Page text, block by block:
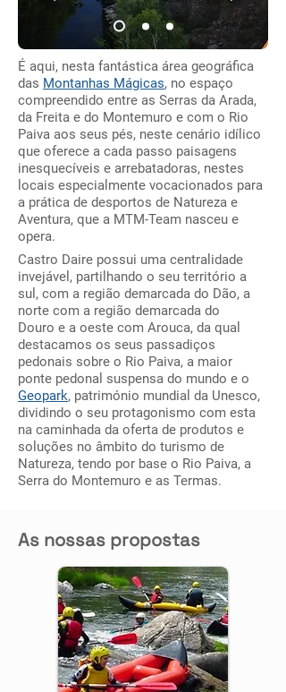
É aqui, nesta fantástica área geográfica
das Montanhas Mágicas, no espaço
compreendido entre as Serras da Arada,
da Freita e do Montemuro e com o Rio
Paiva aos seus pés, neste cenário idílico
que oferece a cada passo paisagens
inesquecíveis e arrebatadoras, nestes
locais especialmente vocacionados para
a prática de desportos de Natureza e
Aventura, que a MTM-Team nasceu e
opera.
Castro Daire possui uma centralidade
invejável, partilhando o seu território a
sul, com a região demarcada do Dão, a
norte com a região demarcada do
Douro e a oeste com Arouca, da qual
destacamos os seus passadiços
pedonais sobre o Rio Paiva, a maior
ponte pedonal suspensa do mundo e o
Geopark, património mundial da Unesco,
dividindo o seu protagonismo com esta
na caminhada da oferta de produtos e
soluções no âmbito do turismo de
Natureza, tendo por base o Rio Paiva, a
Serra do Montemuro e as Termas.
As nossas propostas